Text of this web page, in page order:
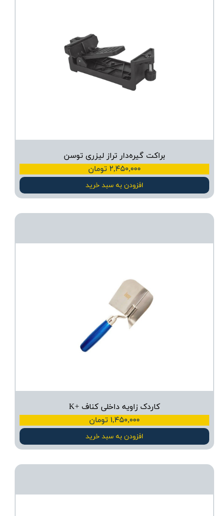
براکت گیره‌دار تراز لیزری توسن
۲,۴۵۰,۰۰۰ تومان
افزودن به سبد خرید
کاردک زاویه داخلی کناف +K
۱,۴۵۰,۰۰۰ تومان
افزودن به سبد خرید